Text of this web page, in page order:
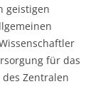
geistigen
für das
Zentralen